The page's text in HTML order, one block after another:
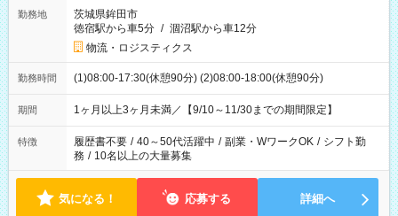
勤務地
茨城県鉾田市
徳宿駅から車5分 / 涸沼駅から車12分
物流・ロジスティクス
勤務時間 (1)08:00-17:30(休憩90分) (2)08:00-18:00(休憩90分)
期間 1ヶ月以上3ヶ月未満／【9/10～11/30までの期間限定】
特徴 履歴書不要 / 40～50代活躍中 / 副業・WワークOK / シフト勤
務 / 10名以上の大量募集
気になる！ 応募する 詳細へ